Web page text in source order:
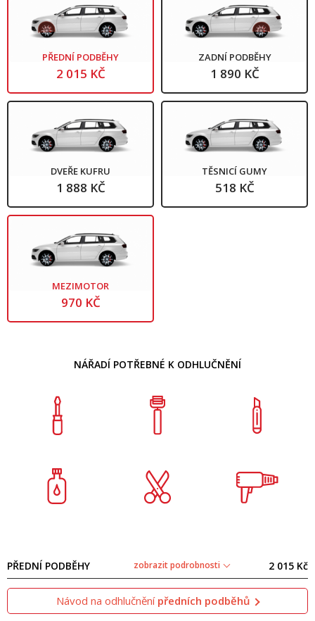
PŘEDNÍ PODBĚHY
2 015 KČ
ZADNÍ PODBĚHY
1 890 KČ
DVEŘE KUFRU
1 888 KČ
TĚSNICÍ GUMY
518 KČ
MEZIMOTOR
970 KČ
NÁŘADÍ POTŘEBNÉ K ODHLUČNĚNÍ
PŘEDNÍ PODBĚHY zobrazit podrobnosti 2 015 Kč
Návod na odhlučnění předních podběhů